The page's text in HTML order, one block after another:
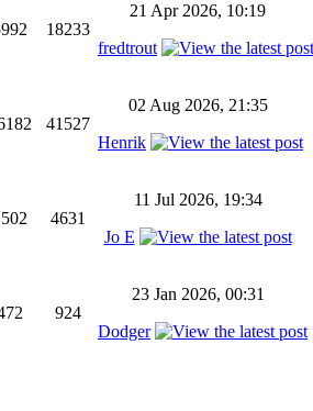
18233
21 Apr 2026, 10:19
fredtrout
41527
02 Aug 2026, 21:35
Henrik
4631
11 Jul 2026, 19:34
Jo E
924
23 Jan 2026, 00:31
Dodger